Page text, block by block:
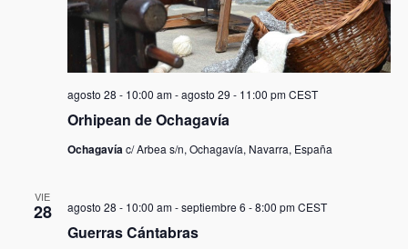
Orhipean de Ochagavía
agosto 28 - 10:00 am-agosto 29 - 11:00 pm CEST
Ochagavíac/ Arbea s/n, Ochagavía, Navarra, España
VIE
28
Guerras Cántabras
agosto 28 - 10:00 am-septiembre 6 - 8:00 pm CEST